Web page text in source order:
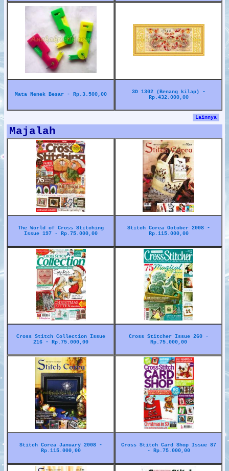
Mata Nenek Besar - Rp.3.500,00
3D 1302 (Benang kilap) -
Rp.432.000,00
Lainnya
Majalah
The World of Cross Stitching
Issue 197 - Rp.75.000,00
Stitch Corea October 2008 -
Rp.115.000,00
Cross Stitch Collection Issue
216 - Rp.75.000,00
Cross Stitcher Issue 260 -
Rp.75.000,00
Stitch Corea January 2008 -
Rp.115.000,00
Cross Stitch Card Shop Issue 87
- Rp.75.000,00